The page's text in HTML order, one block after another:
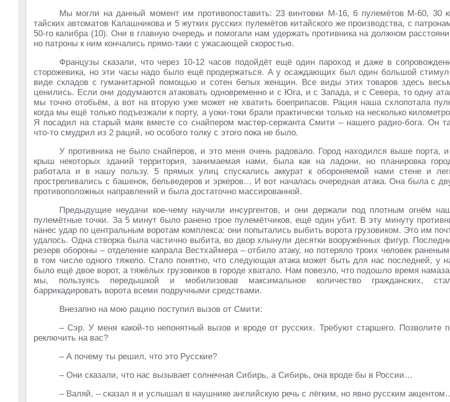
Мы могли на данный момент им противопоставить: 23 винтовки М-16, 6 пулемётов М-60, 30
тайских автоматов Калашникова и 5 жутких русских пулемётов китайского же производства, с
50-го калибра (10). Они в главную очередь и помогали нам удержать противника на должном
но патроны к ним кончались прямо-таки с ужасающей скоростью.
Французы сказали, что через 10-12 часов подойдёт ещё один пароход и даже в
сторожевика, но эти часы надо было ещё продержаться. А у осаждающих был один большой
виде складов с гуманитарной помощью и сотен белых женщин. Все виды этих товаров здесь
ценились. Если они додумаются атаковать одновременно и с Юга, и с Запада, и с Севера, то одну
мы точно отобьём, а вот на вторую уже может не хватить боеприпасов. Рация наша схлопотала
когда мы ещё только подъезжали к порту, а уоки-токи брали практически только на несколько
Я посадил на старый маяк вместе со снайпером мастер-сержанта Смити – нашего радио-бога. Он
что-то смудрил из 2 раций, но особого толку с этого пока не было.
У противника не было снайперов, и это меня очень радовало. Город находился выше порта,
крыш некоторых зданий территория, занимаемая нами, была как на ладони, но планировка
работала и в нашу пользу. 5 прямых улиц спускались аккурат к обороняемой нами стене и
простреливались с башенок, бельведеров и эркеров… И вот началась очередная атака. Она была с
противоположных направлений и была достаточно массированной.
Предыдущие неудачи кое-чему научили инсургентов, и они держали под плотным огнём
пулемётные точки. За 5 минут было ранено трое пулемётчиков, ещё один убит. В эту минуту
нанес удар по центральным воротам комплекса: они попытались выбить ворота грузови­ком. Это им
удалось. Одна створка была частично выбита, во двор хлынули десятки воору­жённых фигур.
резерв обороны – отделение капрала Вестхаймера – отбило атаку, но потеряло троих человек
в том числе одного тяжело. Стало понятно, что следующая атака может быть для нас последней, у
было ещё двое ворот, а тяжёлых грузовиков в городе хватало. Нам повезло, что подошло время
мы, пользуясь передышкой и мобилизовав максимальное количество гражданских,
баррикадировать ворота всеми подручными сред­ствами.
Внезапно на мою рацию поступил вызов от Смити:
– Сэр. У меня какой-то непонятный вызов и вроде от русских. Требуют старшего. Позволите
реключить на вас?
– А почему ты решил, что это Русские?
– Они сказали, что нас вызывает солнечная Сибирь, а Сибирь, она вроде бы в России…
– Валяй, – сказал я и услышал в наушнике английскую речь с лёгким, но явно русским